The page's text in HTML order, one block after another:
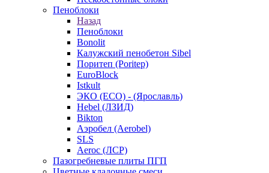
Пеноблоки
Назад
Пеноблоки
Bonolit
Калужский пенобетон Sibel
Поритеп (Poritep)
EuroBlock
Istkult
ЭКО (ECO) - (Ярославль)
Hebel (ЛЗИД)
Bikton
Аэробел (Aerobel)
SLS
Aeroc (ЛСР)
Пазогребневые плиты ПГП